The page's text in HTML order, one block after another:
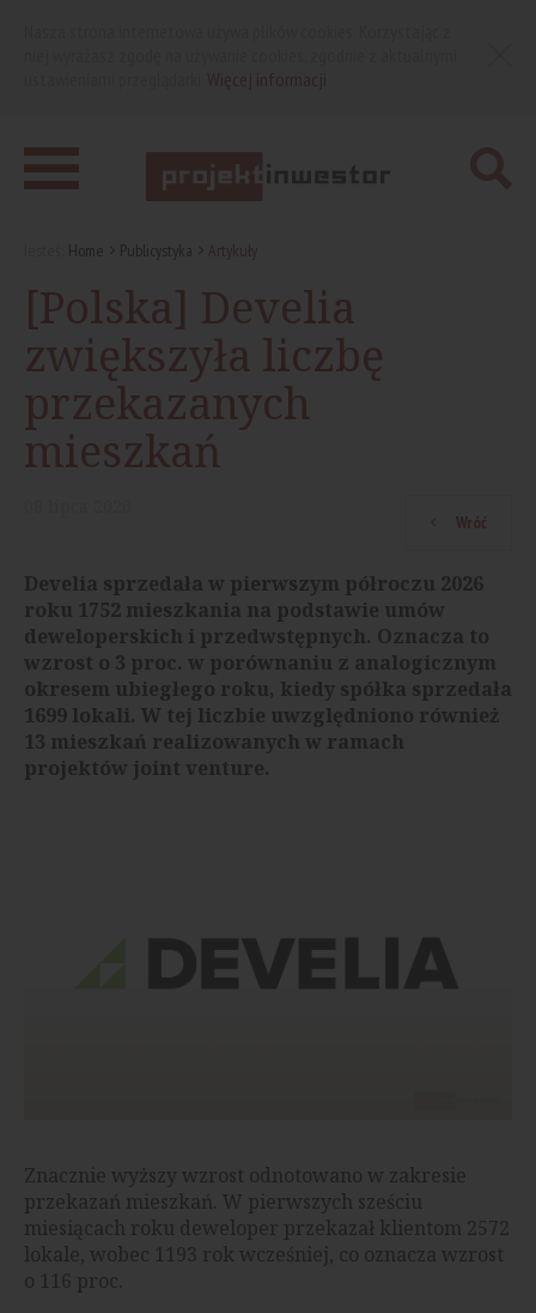
Home Publicystyka Artykuły
[Polska] Develia
zwiększyła liczbę
przekazanych
mieszkań
Wróć
Develia sprzedała w pierwszym półroczu 2026
roku 1752 mieszkania na podstawie umów
deweloperskich i przedwstępnych. Oznacza to
wzrost o 3 proc. w porównaniu z analogicznym
okresem ubiegłego roku, kiedy spółka sprzedała
1699 lokali. W tej liczbie uwzględniono również
13 mieszkań realizowanych w ramach
projektów joint venture.
Znacznie wyższy wzrost odnotowano w zakresie
przekazań mieszkań. W pierwszych sześciu
miesiącach roku deweloper przekazał klientom 2572
lokale, wobec 1193 rok wcześniej, co oznacza wzrost
o 116 proc.